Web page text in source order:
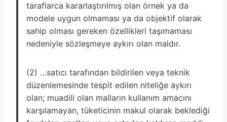
taraflarca kararlaştırılmış olan örnek ya da
modele uygun olmaması ya da objektif olarak
sahip olması gereken özellikleri taşımaması
nedeniyle sözleşmeye aykırı olan maldır.
(2) …satıcı tarafından bildirilen veya teknik
düzenlemesinde tespit edilen niteliğe aykırı
olan; muadili olan malların kullanım amacını
karşılamayan, tüketicinin makul olarak beklediği